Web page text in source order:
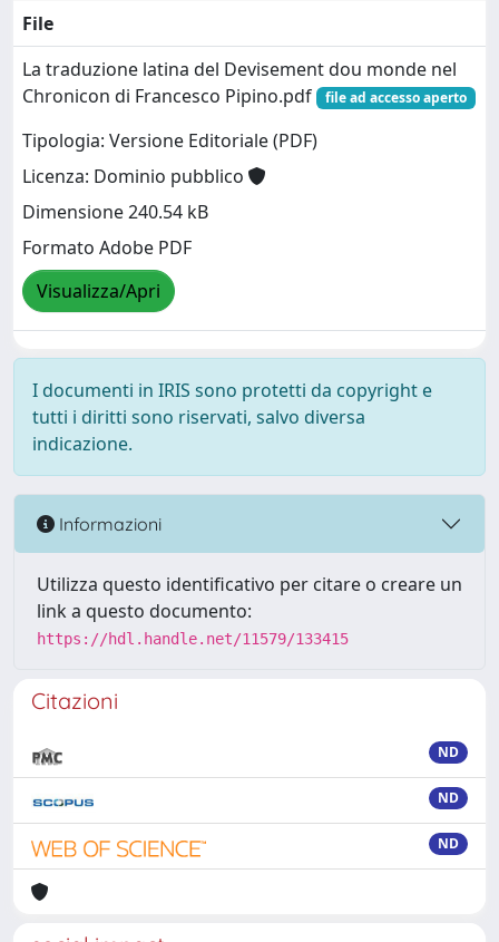
File
La traduzione latina del Devisement dou monde nel
Chronicon di Francesco Pipino.pdf
file ad accesso aperto
Tipologia: Versione Editoriale (PDF)
Licenza: Dominio pubblico
Dimensione 240.54 kB
Formato Adobe PDF
Visualizza/Apri
I documenti in IRIS sono protetti da copyright e
tutti i diritti sono riservati, salvo diversa
indicazione.
Informazioni
Utilizza questo identificativo per citare o creare un
link a questo documento:
https://hdl.handle.net/11579/133415
Citazioni
ND
ND
ND